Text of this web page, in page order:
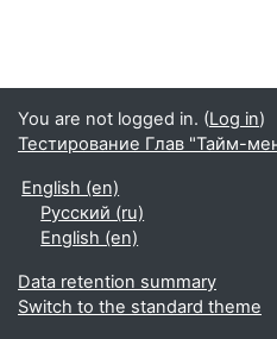
You are not logged in. (Log in)
Тестирование Глав "Тайм-
English ‎(en)‎
Русский ‎(ru)‎
English ‎(en)‎
Data retention summary
Switch to the standard theme